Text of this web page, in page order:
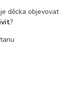
děcka objevovat
?